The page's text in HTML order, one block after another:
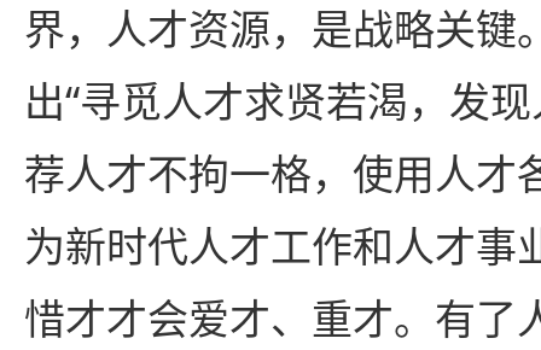
界，人才资源，是战略关键
出“寻觅人才求贤若渴，发
荐人才不拘一格，使用人才
为新时代人才工作和人才事
惜才才会爱才、重才。有了